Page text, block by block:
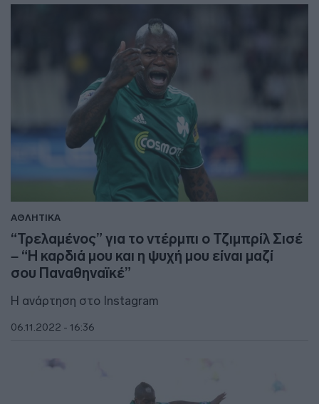
ΑΘΛΗΤΙΚΑ
“Τρελαμένος” για το ντέρμπι ο Τζιμπρίλ Σισέ
– “Η καρδιά μου και η ψυχή μου είναι μαζί
σου Παναθηναϊκέ”
Η ανάρτηση στο Instagram
06.11.2022 - 16:36